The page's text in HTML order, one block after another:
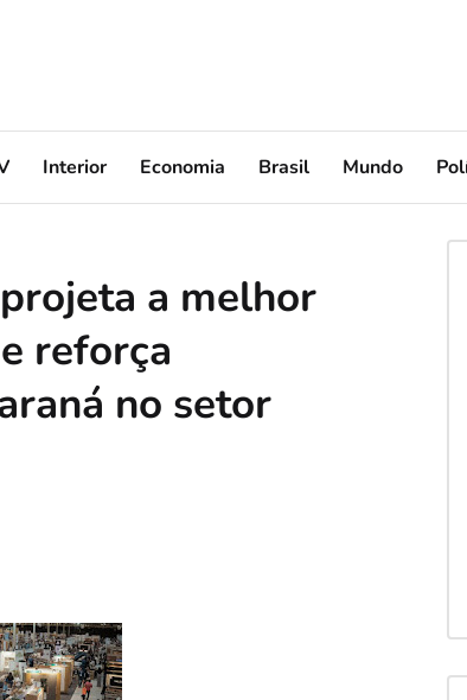
Interior Economia Brasil Mundo
a melhor
reforça
no setor